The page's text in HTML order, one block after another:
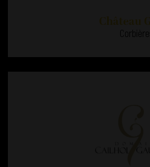
Corbières